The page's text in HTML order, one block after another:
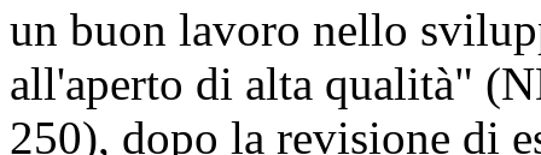
un buon lavoro nello
all'aperto di alta qualità"
250), dopo la revisione di